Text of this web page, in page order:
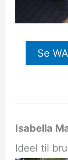
Se
Isabella
Ideel til